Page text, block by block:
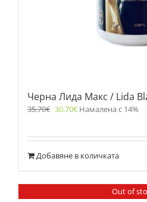
Черна Лида Макс / Lida
35.70€ 30.70€ Намалена с 14%
Добавяне в количката
Out of